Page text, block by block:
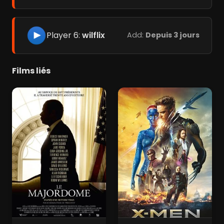
Player 6: wilflix Add: Depuis 3 jours
Films liés